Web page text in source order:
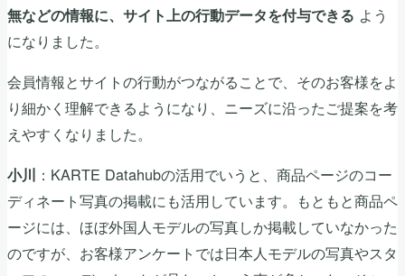
無などの情報に、サイト上の行動データを付与できる よう
になりました。
会員情報とサイトの行動がつながることで、そのお客様をよ
り細かく理解できるようになり、ニーズに沿ったご提案を考
えやすくなりました。
小川 ：KARTE Datahubの活用でいうと、商品ページのコー
ディネート写真の掲載にも活用しています。もともと商品ペ
ージには、ほぼ外国人モデルの写真しか掲載していなかった
のですが、お客様アンケートでは日本人モデルの写真やスタ